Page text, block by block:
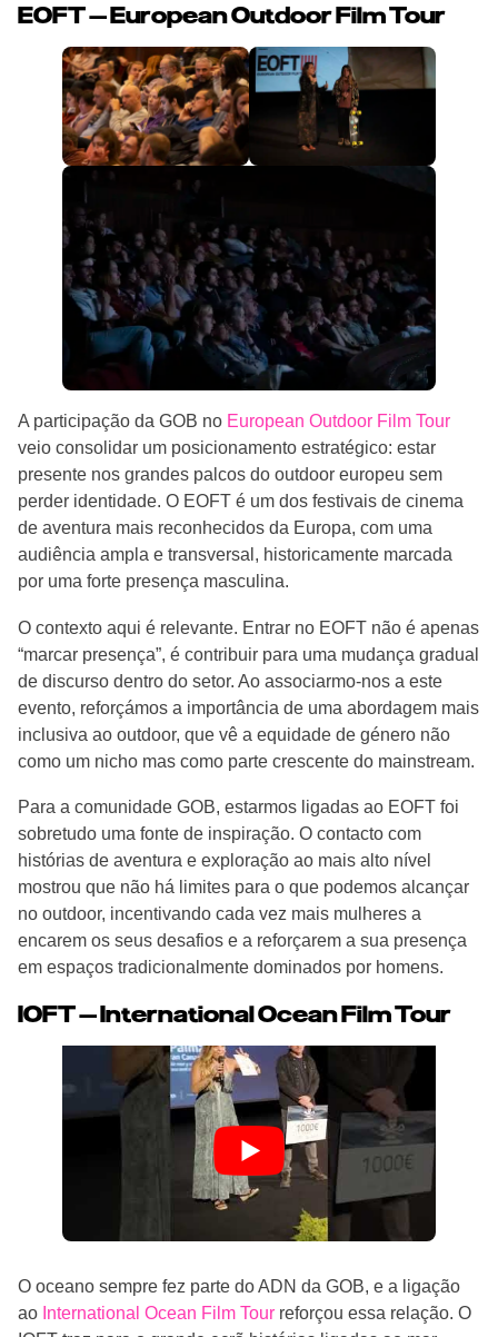
EOFT — European Outdoor Film Tour
A participação da GOB no European Outdoor Film Tour
veio consolidar um posicionamento estratégico: estar
presente nos grandes palcos do outdoor europeu sem
perder identidade. O EOFT é um dos festivais de cinema
de aventura mais reconhecidos da Europa, com uma
audiência ampla e transversal, historicamente marcada
por uma forte presença masculina.
O contexto aqui é relevante. Entrar no EOFT não é apenas
“marcar presença”, é contribuir para uma mudança gradual
de discurso dentro do setor. Ao associarmo-nos a este
evento, reforçámos a importância de uma abordagem mais
inclusiva ao outdoor, que vê a equidade de género não
como um nicho mas como parte crescente do mainstream.
Para a comunidade GOB, estarmos ligadas ao EOFT foi
sobretudo uma fonte de inspiração. O contacto com
histórias de aventura e exploração ao mais alto nível
mostrou que não há limites para o que podemos alcançar
no outdoor, incentivando cada vez mais mulheres a
encarem os seus desafios e a reforçarem a sua presença
em espaços tradicionalmente dominados por homens.
IOFT — International Ocean Film Tour
O oceano sempre fez parte do ADN da GOB, e a ligação
ao International Ocean Film Tour reforçou essa relação. O